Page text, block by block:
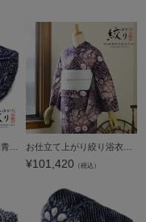
¥101,420 （税込）